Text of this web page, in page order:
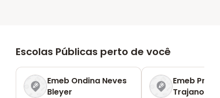
Escolas Públicas perto de você
Emeb Ondina Neves
Bleyer
Emeb
Trajano